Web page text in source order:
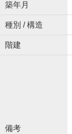
築年月
種別 / 構造
階建
備考